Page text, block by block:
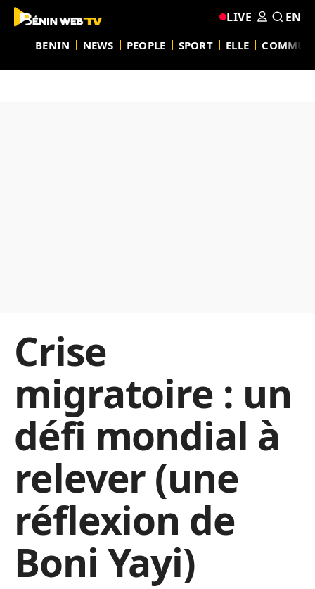
BENIN NEWS PEOPLE SPORT ELLE
LIVE EN
Crise
migratoire : un
défi mondial à
relever (une
réflexion de
Boni Yayi)